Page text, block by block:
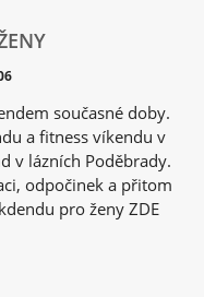
současné doby.
a fitness víkendu v
v lázních Poděbrady.
odpočinek a přitom
pro ženy ZDE